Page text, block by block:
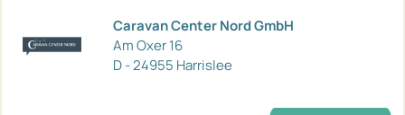
Caravan Center Nord GmbH
Am Oxer 16
D - 24955 Harrislee